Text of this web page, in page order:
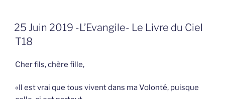
GEPLAATST
OP
25 Juin 2019 -L’Evangile- Le Livre du Ciel
T18
Cher fils, chère fille,
«Il est vrai que tous vivent dans ma Volonté, puisque